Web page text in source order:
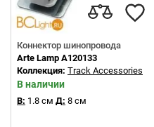
Коннектор шинопровода
Arte Lamp A120133
Коллекция: Track Accessories
В наличии
В: 1.8 см Д: 8 см